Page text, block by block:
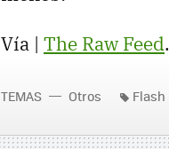
Vía | The Raw Feed.
TEMAS Otros Flash